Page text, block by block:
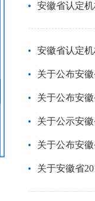
安徽省认定
安徽省认定
关于公布安
关于公布安
关于公示安
关于公布安
关于安徽省